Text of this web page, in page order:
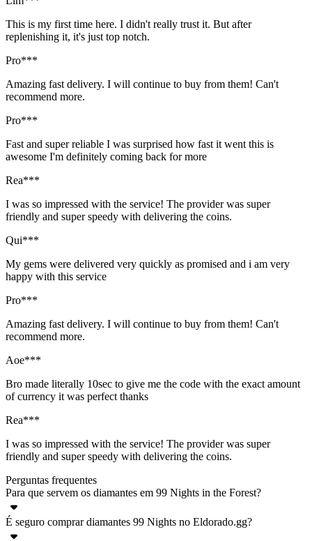
This is my first time here. I didn't really trust it. But after
replenishing it, it's just top notch.
Pro***
Amazing fast delivery. I will continue to buy from them! Can't
recommend more.
Pro***
Fast and super reliable I was surprised how fast it went this is
awesome I'm definitely coming back for more
Rea***
I was so impressed with the service! The provider was super
friendly and super speedy with delivering the coins.
Qui***
My gems were delivered very quickly as promised and i am very
happy with this service
Pro***
Amazing fast delivery. I will continue to buy from them! Can't
recommend more.
Aoe***
Bro made literally 10sec to give me the code with the exact amount
of currency it was perfect thanks
Rea***
I was so impressed with the service! The provider was super
friendly and super speedy with delivering the coins.
Perguntas frequentes
Para que servem os diamantes em 99 Nights in the Forest?
Os diamantes são a moeda premium em 99 Nights. Eles são usados
É seguro comprar diamantes 99 Nights no Eldorado.gg?